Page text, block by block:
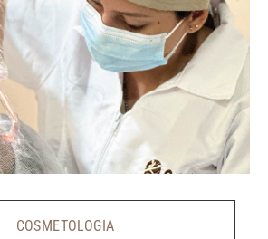
COSMETOLOGIA